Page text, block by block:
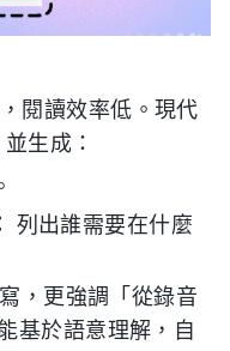
閱讀效率低。現代
生成：
列出誰需要在什麼
，更強調「從錄音
基於語意理解，自